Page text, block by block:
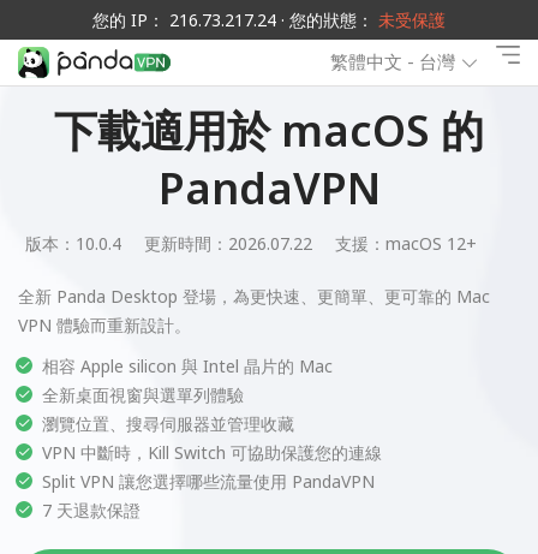
您的 IP： 216.73.217.24 · 您的狀態： 未受保護
繁體中文 - 台灣
下載適用於 macOS 的
PandaVPN
版本：10.0.4 更新時間：2026.07.22 支援： macOS 12+
全新 Panda Desktop 登場，為更快速、更簡單、更可靠的 Mac
VPN 體驗而重新設計。
相容 Apple silicon 與 Intel 晶片的 Mac
全新桌面視窗與選單列體驗
瀏覽位置、搜尋伺服器並管理收藏
VPN 中斷時，Kill Switch 可協助保護您的連線
Split VPN 讓您選擇哪些流量使用 PandaVPN
7 天退款保證